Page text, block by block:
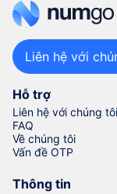
Hỗ trợ
Liên hệ với chúng tôi
FAQ
Về chúng tôi
Vấn đề OTP
Thông tin
Liên hệ với